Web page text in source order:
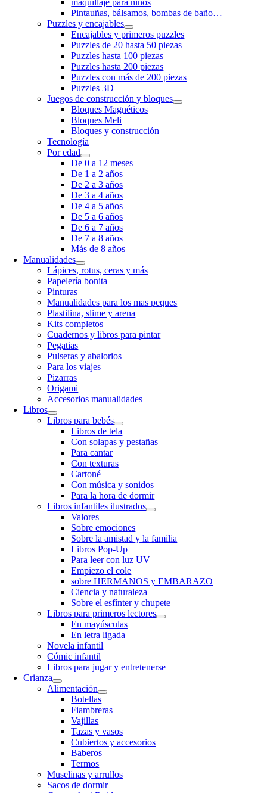
maquillaje para niños
Pintauñas, bálsamos, bombas de baño…
Puzzles y encajables
Encajables y primeros puzzles
Puzzles de 20 hasta 50 piezas
Puzzles hasta 100 piezas
Puzzles hasta 200 piezas
Puzzles con más de 200 piezas
Puzzles 3D
Juegos de construcción y bloques
Bloques Magnéticos
Bloques Meli
Bloques y construcción
Tecnología
Por edad
De 0 a 12 meses
De 1 a 2 años
De 2 a 3 años
De 3 a 4 años
De 4 a 5 años
De 5 a 6 años
De 6 a 7 años
De 7 a 8 años
Más de 8 años
Manualidades
Lápices, rotus, ceras y más
Papelería bonita
Pinturas
Manualidades para los mas peques
Plastilina, slime y arena
Kits completos
Cuadernos y libros para pintar
Pegatias
Pulseras y abalorios
Para los viajes
Pizarras
Origami
Accesorios manualidades
Libros
Libros para bebés
Libros de tela
Con solapas y pestañas
Para cantar
Con texturas
Cartoné
Con música y sonidos
Para la hora de dormir
Libros infantiles ilustrados
Valores
Sobre emociones
Sobre la amistad y la familia
Libros Pop-Up
Para leer con luz UV
Empiezo el cole
sobre HERMANOS y EMBARAZO
Ciencia y naturaleza
Sobre el esfínter y chupete
Libros para primeros lectores
En mayúsculas
En letra ligada
Novela infantil
Cómic infantil
Libros para jugar y entretenerse
Crianza
Alimentación
Botellas
Fiambreras
Vajillas
Tazas y vasos
Cubiertos y accesorios
Baberos
Termos
Muselinas y arrullos
Sacos de dormir